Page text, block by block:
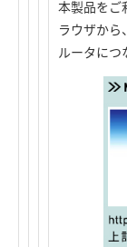
本製品をご
ラウザか
ルータにつ